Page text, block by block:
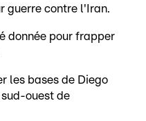
guerre contre l'Iran.
donnée pour frapper
les bases de Diego
ouest de